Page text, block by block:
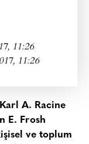
11:26
11:26
A. Racine
E. Frosh
ve toplum